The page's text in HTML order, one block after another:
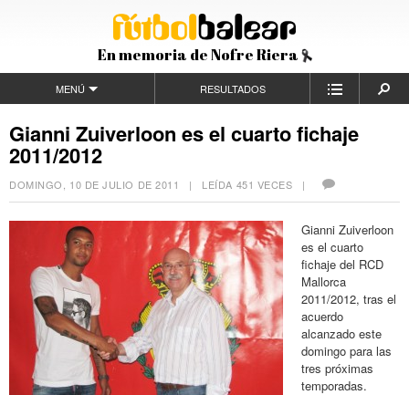
En memoria de Nofre Riera
MENÚ RESULTADOS
Gianni Zuiverloon es el cuarto fichaje
2011/2012
DOMINGO, 10 DE JULIO DE 2011 | LEÍDA 451 VECES |
Gianni Zuiverloon
es el cuarto
fichaje del RCD
Mallorca
2011/2012, tras el
acuerdo
alcanzado este
domingo para las
tres próximas
temporadas.